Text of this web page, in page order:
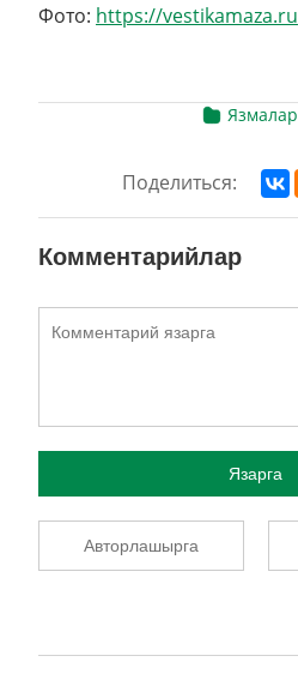
Фото: https://vestikamaza.ru
Язмалар
Поделиться:
Комментарийлар
Язарга
Авторлашырга